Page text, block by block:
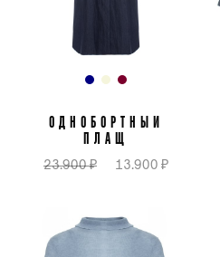
ОДНОБОРТНЫЙ
ПЛАЩ
23.900 ₽ 13.900 ₽